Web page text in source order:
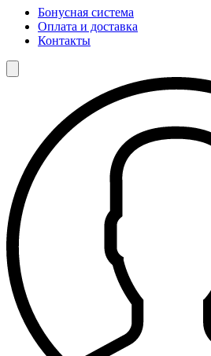
Бонусная система
Оплата и доставка
Контакты